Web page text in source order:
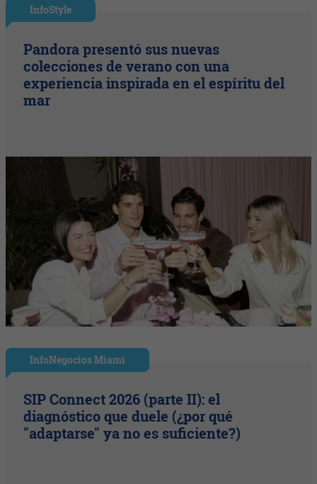
InfoStyle
Pandora presentó sus nuevas
colecciones de verano con una
experiencia inspirada en el espíritu del
mar
InfoNegocios Miami
SIP Connect 2026 (parte II): el
diagnóstico que duele (¿por qué
"adaptarse" ya no es suficiente?)